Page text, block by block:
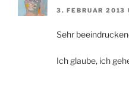
3. FEBRUAR 2013
Sehr
Ich glaube, ich